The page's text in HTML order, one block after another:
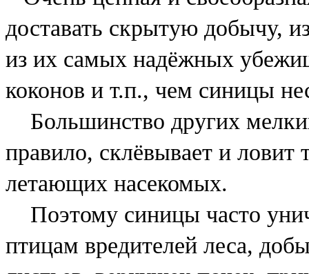
доставать скрытую добычу,
из их самых надёжных
коконов и т.п., чем синицы
Большинство других
правило, склёвывает и
летающих насекомых.
Поэтому синицы часто
птицам вредителей леса,